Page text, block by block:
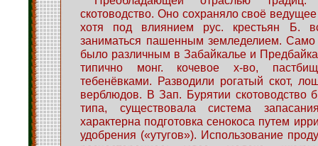
скотоводство. Оно сохраняло своё
хотя под влиянием рус. крестьян Б.
заниматься пашенным земледелием. Само
было различным в Забайкалье и
типично монг. кочевое х-во,
тебенёвками. Разводили рогатый скот,
верблюдов. В Зап. Бурятии скотоводство
типа, существовала система
характерна подготовка сенокоса путем
удобрения («утугов»). Использование